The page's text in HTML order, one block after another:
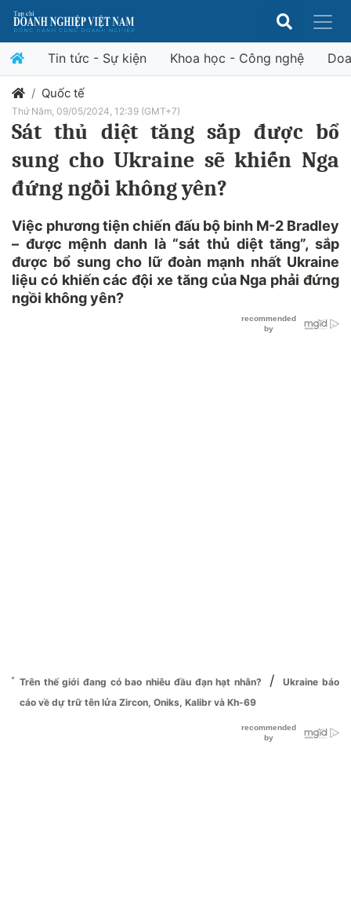
Tin tức - Sự kiện Khoa học - Công nghệ
Quốc tế
Thứ Năm, 09/05/2024, 12:39 (GMT+7)
Sát thủ diệt tăng sắp được bổ
sung cho Ukraine sẽ khiến Nga
đứng ngồi không yên?
Việc phương tiện chiến đấu bộ binh M-2 Bradley
– được mệnh danh là “sát thủ diệt tăng”, sắp
được bổ sung cho lữ đoàn mạnh nhất Ukraine
liệu có khiến các đội xe tăng của Nga phải đứng
ngồi không yên?
Trên thế giới đang có bao nhiêu đầu đạn hạt nhân? /
Ukraine báo
cáo về dự trữ tên lửa Zircon, Oniks, Kalibr và Kh-69